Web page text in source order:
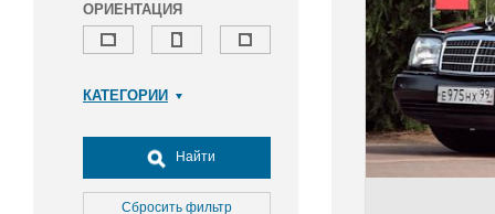
ОРИЕНТАЦИЯ
КАТЕГОРИИ
Досуг, туризм и отдых
Культура
Медицина
Найти
Сбросить фильтр